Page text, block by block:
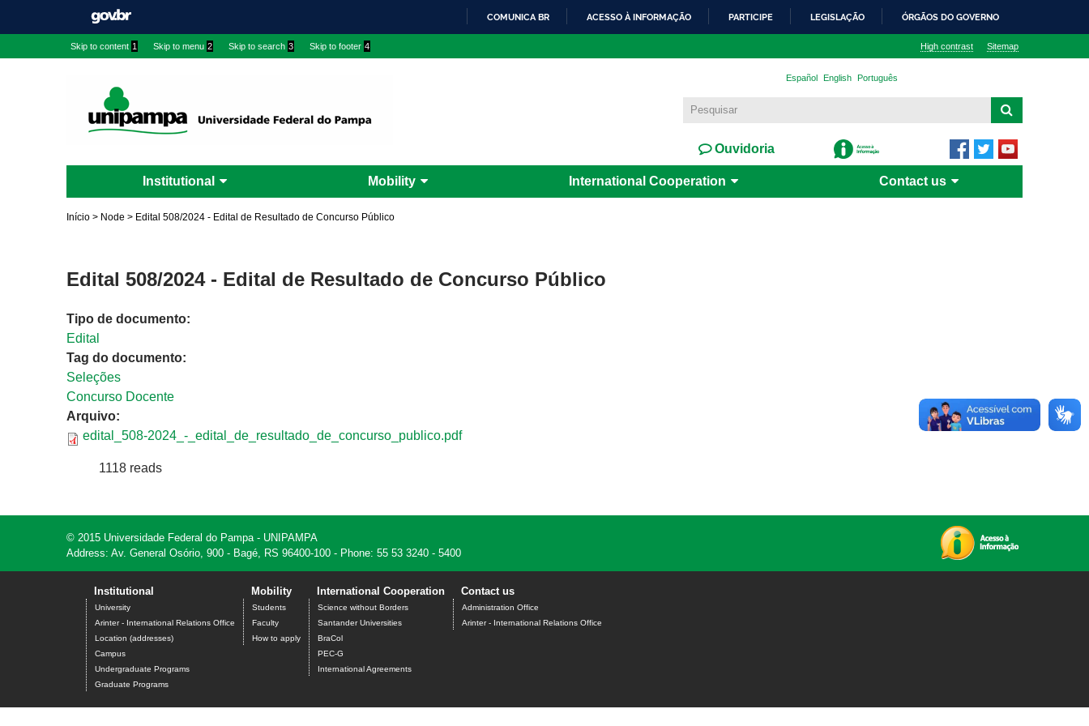
COMUNICA BR ACESSO À INFORMAÇÃO PARTICIPE LEGISLAÇÃO ÓRGÃOS DO GOVERNO
Skip to content 1 Skip to menu 2 Skip to search 3 Skip to footer 4 High contrast Sitemap
Português
English
Español
Ouvidoria
Institutional Mobility International Cooperation Contact us
Início > Node > Edital 508/2024 - Edital de Resultado de Concurso Público
Edital 508/2024 - Edital de Resultado de Concurso Público
Tipo de documento:
Edital
Tag do documento:
Seleções
Concurso Docente
Arquivo:
edital_508-2024_-_edital_de_resultado_de_concurso_publico.pdf
1118 reads
© 2015 Universidade Federal do Pampa - UNIPAMPA
Address: Av. General Osório, 900 - Bagé, RS 96400-100 - Phone: 55 53 3240 - 5400
Institutional
University
Arinter - International Relations Office
Location (addresses)
Campus
Undergraduate Programs
Graduate Programs
Mobility
Students
Faculty
How to apply
International Cooperation
Science without Borders
Santander Universities
BraCol
PEC-G
International Agreements
Contact us
Administration Office
Arinter - International Relations Office